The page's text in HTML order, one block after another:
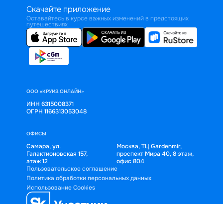
Скачайте приложение
Оставайтесь в курсе важных изменений в предстоящих
путешествиях
ООО «КРУИЗ.ОНЛАЙН»
ИНН 6315008371
ОГРН 1166313053048
ОФИСЫ
Самара, ул.
Галактионовская 157,
этаж 12
Москва, ТЦ Gardenmir,
проспект Мира 40, 8 этаж,
офис 804
Пользовательское соглашение
Политика обработки персональных данных
Использование Cookies